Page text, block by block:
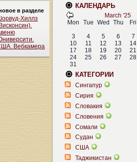
КАЛЕНДАРЬ
March '25
Mon
Tue Wed Thu Fri
3
4 5 6 7
10
11 12 13 14
17
18 19 20 21
24
25 26 27 28
31
КАТЕГОРИИ
Сингапур
Сирия
Словакия
Словения
Сомали
Судан
США
Таджикистан